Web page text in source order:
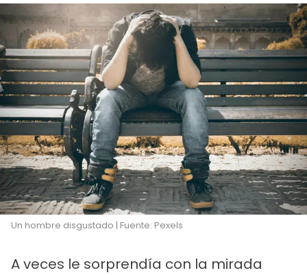
Un hombre disgustado | Fuente: Pexels
A veces le sorprendía con la mirada